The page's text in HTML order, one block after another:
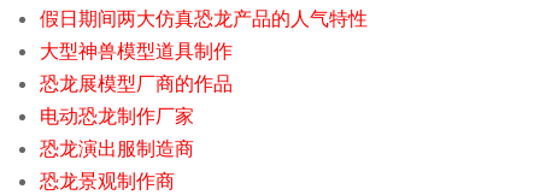
假日期间两大仿真恐龙产品的人气特性
大型神兽模型道具制作
恐龙展模型厂商的作品
电动恐龙制作厂家
恐龙演出服制造商
恐龙景观制作商